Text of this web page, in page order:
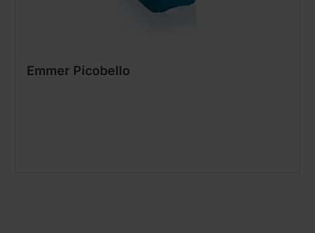
Emmer Picobello